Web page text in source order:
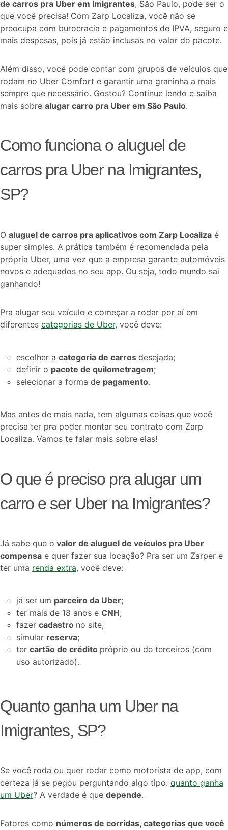
de carros pra Uber em Imigrantes, São Paulo, pode ser o
que você precisa! Com Zarp Localiza, você não se
preocupa com burocracia e pagamentos de IPVA, seguro e
mais despesas, pois já estão inclusas no valor do pacote.
Além disso, você pode contar com grupos de veículos que
rodam no Uber Comfort e garantir uma graninha a mais
sempre que necessário. Gostou? Continue lendo e saiba
mais sobre alugar carro pra Uber em São Paulo.
Como funciona o aluguel de
carros pra Uber na Imigrantes,
SP?
O aluguel de carros pra aplicativos com Zarp Localiza é
super simples. A prática também é recomendada pela
própria Uber, uma vez que a empresa garante automóveis
novos e adequados no seu app. Ou seja, todo mundo sai
ganhando!
Pra alugar seu veículo e começar a rodar por aí em
diferentes categorias de Uber, você deve:
escolher a categoria de carros desejada;
definir o pacote de quilometragem;
selecionar a forma de pagamento.
Mas antes de mais nada, tem algumas coisas que você
precisa ter pra poder montar seu contrato com Zarp
Localiza. Vamos te falar mais sobre elas!
O que é preciso pra alugar um
carro e ser Uber na Imigrantes?
Já sabe que o valor de aluguel de veículos pra Uber
compensa e quer fazer sua locação? Pra ser um Zarper e
ter uma renda extra, você deve:
já ser um parceiro da Uber;
ter mais de 18 anos e CNH;
fazer cadastro no site;
simular reserva;
ter cartão de crédito próprio ou de terceiros (com
uso autorizado).
Quanto ganha um Uber na
Imigrantes, SP?
Se você roda ou quer rodar como motorista de app, com
certeza já se pegou perguntando algo tipo: quanto ganha
um Uber? A verdade é que depende.
Fatores como números de corridas, categorias que você